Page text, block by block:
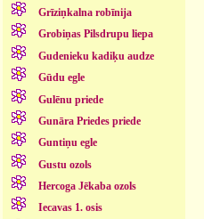
Grīziņkalna robīnija
Grobiņas Pilsdrupu liepa
Gudenieku kadiķu audze
Gūdu egle
Gulēnu priede
Gunāra Priedes priede
Guntiņu egle
Gustu ozols
Hercoga Jēkaba ozols
Iecavas 1. osis